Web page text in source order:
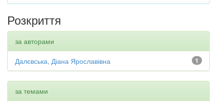
Розкриття
за авторами
1
Далєвська, Діана Ярославівна
за темами